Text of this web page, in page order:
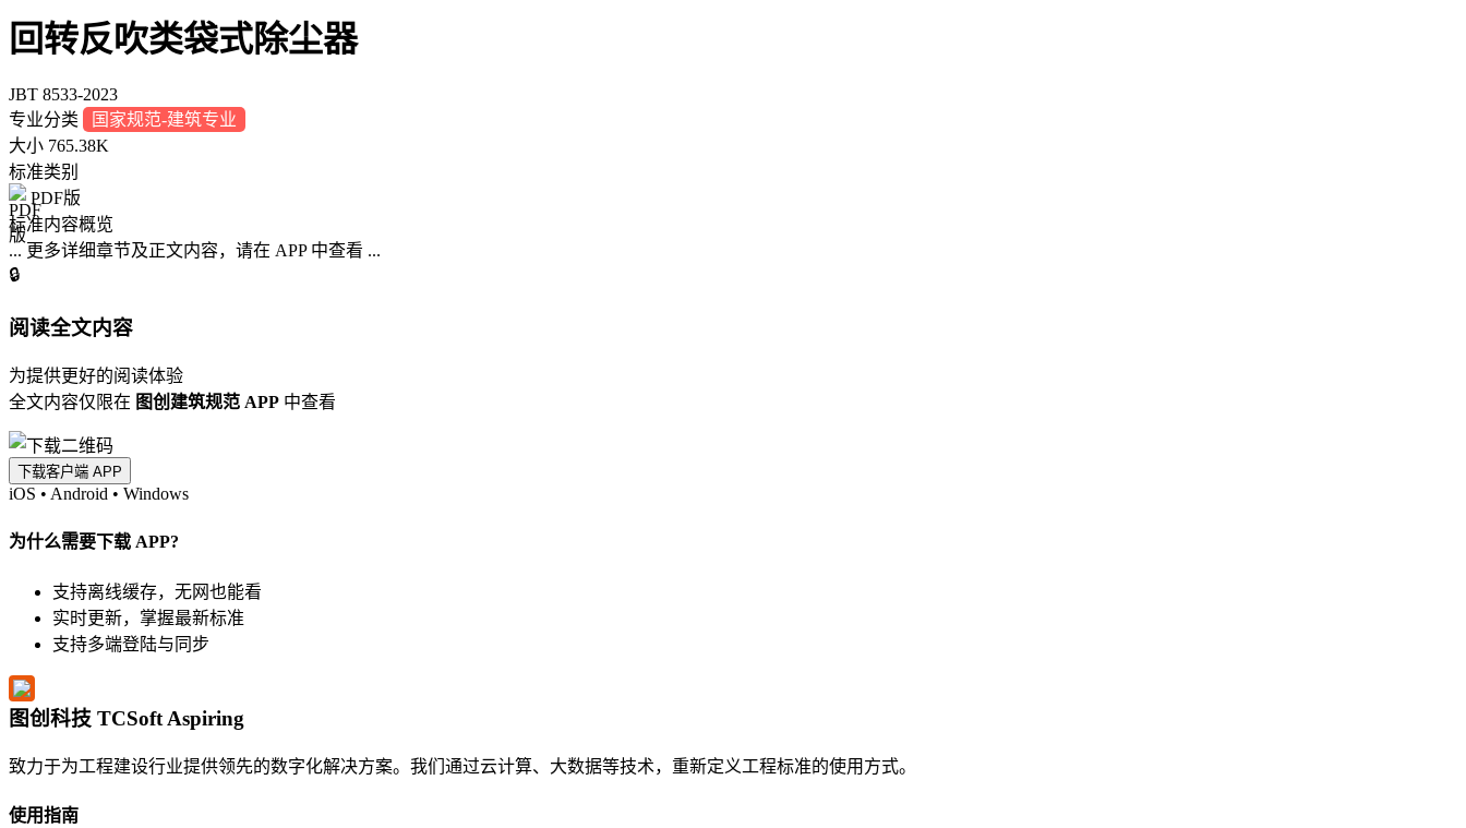
回转反吹类袋式除尘器
JBT 8533-2023
专业分类
国家规范-建筑专业
大小 765.38K
标准类别
PDF版
标准内容概览
... 更多详细章节及正文内容，请在 APP 中查看 ...
🔒
阅读全文内容
为提供更好的阅读体验
全文内容仅限在 图创建筑规范 APP 中查看
下载客户端 APP
iOS • Android • Windows
为什么需要下载 APP?
支持离线缓存，无网也能看
实时更新，掌握最新标准
支持多端登陆与同步
图创科技 TCSoft Aspiring
致力于为工程建设行业提供领先的数字化解决方案。我们通过云计算、大数据等技术，重新定义工程标准的使用方式。
使用指南